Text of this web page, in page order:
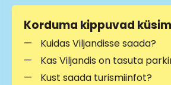
Korduma kippuvad
Kuidas Viljandisse saada?
Kas Viljandis on tasuta
Kust saada turismiinfot?